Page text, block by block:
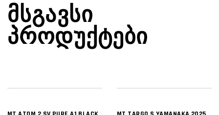
ᲛᲡᲒᲐᲕᲡᲘ
ᲞᲠᲝᲓᲣᲥᲢᲔᲑᲘ